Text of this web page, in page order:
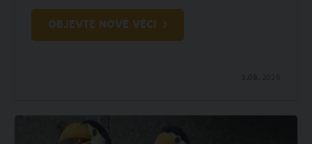
OBJEVTE NOVÉ VĚCI